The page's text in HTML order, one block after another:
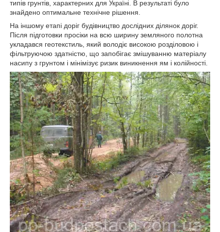
типів грунтів, характерних для Україні . В результаті було
знайдено оптимальне технічне рішення.
На іншому етапі доріг будівництво дослідних ділянок доріг.
Після підготовки просіки на всю ширину земляного полотна
укладався геотекстиль, який володіє високою розділовою і
фільтруючою здатністю, що запобігає змішуванню матеріалу
насипу з грунтом і мінімізує ризик виникнення ям і колійності.